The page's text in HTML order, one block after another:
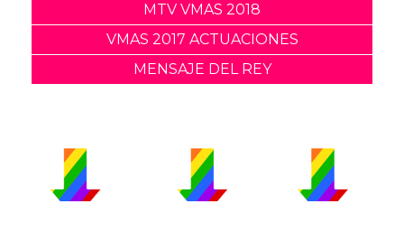
MTV VMAS 2018
VMAS 2017 ACTUACIONES
MENSAJE DEL REY